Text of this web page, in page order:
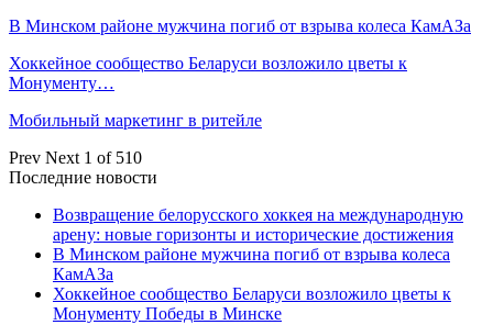
В Минском районе мужчина погиб от взрыва колеса КамАЗа
Хоккейное сообщество Беларуси возложило цветы к
Монументу…
Мобильный маркетинг в ритейле
Prev Next 1 of 510
Последние новости
Возвращение белорусского хоккея на международную
арену: новые горизонты и исторические достижения
В Минском районе мужчина погиб от взрыва колеса
КамАЗа
Хоккейное сообщество Беларуси возложило цветы к
Монументу Победы в Минске